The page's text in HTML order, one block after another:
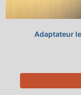
Adaptateur